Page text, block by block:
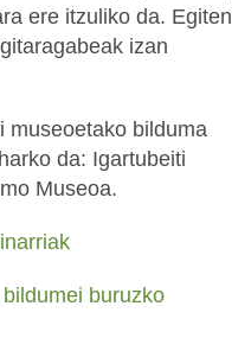
ere itzuliko da. Egiten
izan
museoetako bilduma
da: Igartubeiti
Museoa.
buruzko